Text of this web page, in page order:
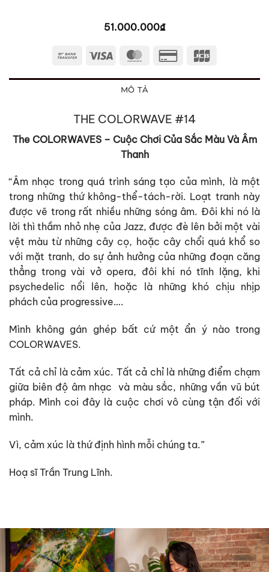
51.000.000₫
Bank
Visa MasterCard
Credit
MÔ TẢ
THE COLORWAVE #14
The COLORWAVES – Cuộc Chơi Của Sắc Màu Và Âm
Thanh
“Âm nhạc trong quá trình sáng tạo của mình, là một
trong những thứ không-thể-tách-rời. Loạt tranh này
được vẽ trong rất nhiều những sóng âm. Đôi khi nó là
lời thì thầm nhỏ nhẹ của Jazz, được đè lên bởi một vài
vệt màu từ những cây cọ, hoặc cây chổi quá khổ so
với mặt tranh, do sự ảnh hưởng của những đoạn căng
thẳng trong vài vở opera, đôi khi nó tĩnh lặng, khi
psychedelic nổi lên, hoặc là những khó chịu nhịp
phách của progressive….
Mình không gán ghép bất cứ một ẩn ý nào trong
COLORWAVES.
Tất cả chỉ là cảm xúc. Tất cả chỉ là những điểm chạm
giữa biên độ âm nhạc và màu sắc, những vần vũ bút
pháp. Mình coi đây là cuộc chơi vô cùng tận đối với
mình.
Vì, cảm xúc là thứ định hình mỗi chúng ta.”
Hoạ sĩ Trần Trung Lĩnh.